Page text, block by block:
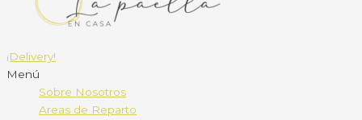
¡Delivery!
Menú
Sobre Nosotros
Areas de Reparto